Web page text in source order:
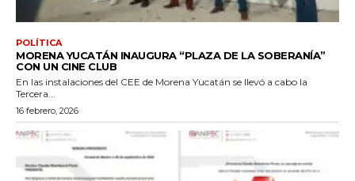
POLÍTICA
MORENA YUCATÁN INAUGURA “PLAZA DE LA SOBERANÍA”
CON UN CINE CLUB
En las instalaciones del CEE de Morena Yucatán se llevó a cabo la
Tercera...
16 febrero, 2026